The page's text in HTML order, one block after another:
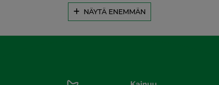
NÄYTÄ ENEMMÄN